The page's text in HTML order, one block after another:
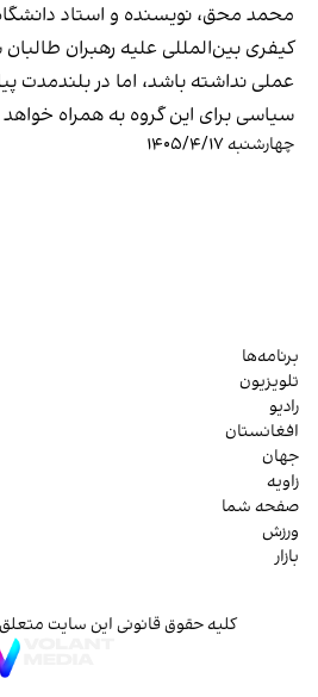
محمد محق، نویسنده و استاد
کیفری بین‌المللی علیه رهبران طالبان
عملی نداشته باشد، اما در بلندمدت
سیاسی برای این گروه به همراه
چهارشنبه ۱۴۰۵/۴/۱۷
برنامه‌ها
تلویزیون
رادیو
افغانستان
جهان
زاویه
صفحه شما
ورزش
بازار
کلیه حقوق قانونی این سایت